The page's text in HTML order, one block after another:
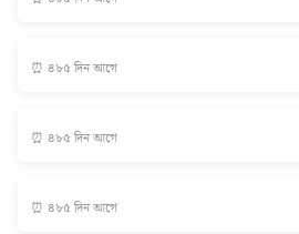
⏰ ৪৮৫ দিন আগে
⏰ ৪৮৫ দিন আগে
⏰ ৪৮৫ দিন আগে